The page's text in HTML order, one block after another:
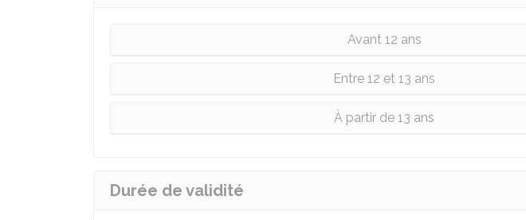
Avant 12 ans
Entre 12 et 13 ans
À partir de 13 ans
Durée de validité